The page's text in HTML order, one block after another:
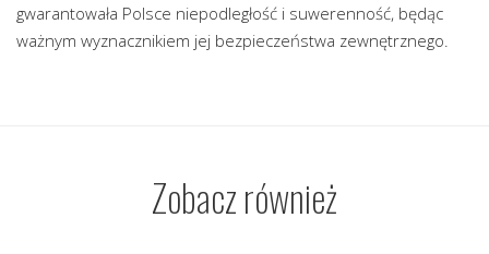
gwarantowała Polsce niepodległość i suwerenność, będąc
ważnym wyznacznikiem jej bezpieczeństwa zewnętrznego.
Zobacz również